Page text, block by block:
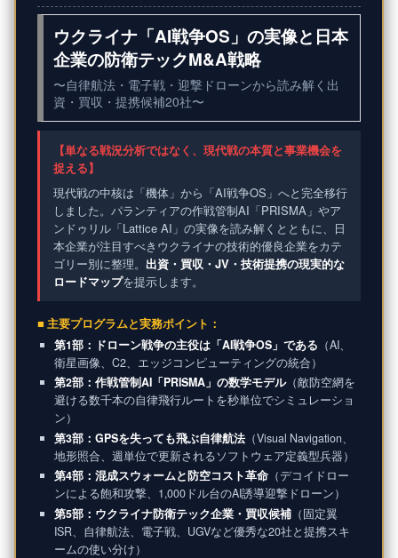
ウクライナ「AI戦争OS」の実像と日本
企業の防衛テックM&A戦略
〜自律航法・電子戦・迎撃ドローンから読み解く出
資・買収・提携候補20社〜
【単なる戦況分析ではなく、現代戦の本質と事業機会を
捉える】
現代戦の中核は「機体」から「AI戦争OS」へと完全移行
しました。パランティアの作戦管制AI「PRISMA」やア
ンドゥリル「Lattice AI」の実像を読み解くとともに、日
本企業が注目すべきウクライナの技術的優良企業をカテ
ゴリー別に整理。 出資・買収・JV・技術提携の現実的な
ロードマップを提示します。
■ 主要プログラムと実務ポイント：
第1部：ドローン戦争の主役は「AI戦争OS」である （AI、
衛星画像、C2、エッジコンピューティングの統合）
第2部：作戦管制AI「PRISMA」の数学モデル（敵防空網を
避ける数千本の自律飛行ルートを秒単位でシミュレーショ
ン）
第3部：GPSを失っても飛ぶ自律航法（Visual Navigation、
地形照合、週単位で更新されるソフトウェア定義型兵器）
第4部：混成スウォームと防空コスト革命（デコイドロー
ンによる飽和攻撃、1,000ドル台のAI誘導迎撃ドローン）
第5部：ウクライナ防衛テック企業・買収候補（固定翼
ISR、自律航法、電子戦、UGVなど優秀な20社と提携スキ
ームの使い分け）